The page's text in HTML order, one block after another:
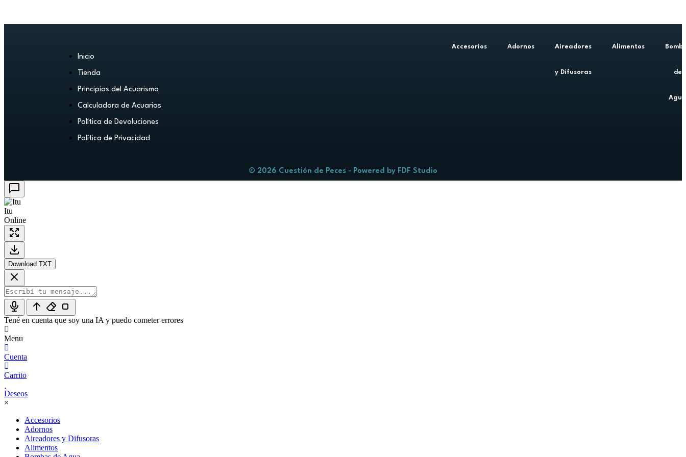
Inicio
Tienda
Principios del Acuarismo
Calculadora de Acuarios
Política de Devoluciones
Política de Privacidad
Accesorios Adornos Aireadores
y Difusoras
Alimentos
de
© 2026 Cuestión de Peces - Powered by FDF Studio
Itu
Online
Download TXT
Tené en cuenta que soy una IA y puedo cometer errores
Menu
Cuenta
Carrito
Deseos
×
Accesorios
Adornos
Aireadores y Difusoras
Alimentos